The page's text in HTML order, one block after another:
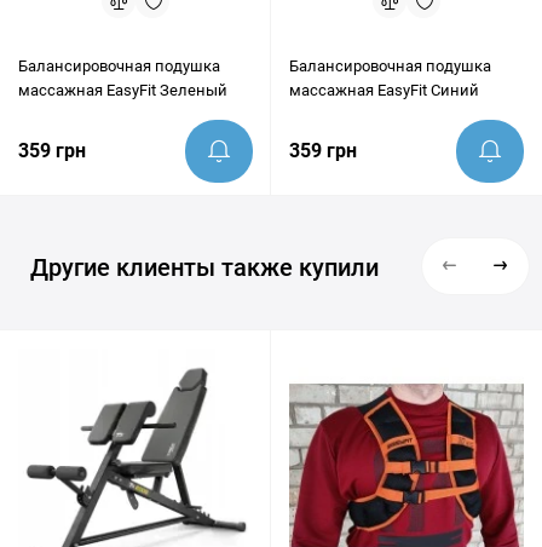
Балансировочная подушка
массажная EasyFit Зеленый
359 грн
Балансировочная подушка
массажная EasyFit Синий
359 грн
Другие клиенты также купили